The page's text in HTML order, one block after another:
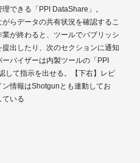
できる「PPI DataShare」。
がらデータの共有状況を確認するこ
が終わると、ツールでパブリッシ
出したり、次のセクションに通知
バイザーは内製ツールの「PPI
して指示を出せる。【下右】レビ
情報はShotgunとも連動してお
ている